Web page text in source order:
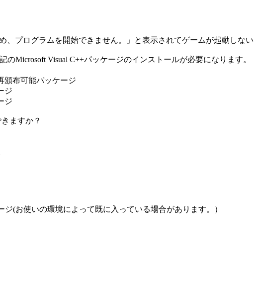
、プログラムを開始できません。」と表示されてゲームが起動しない
Microsoft Visual C++パッケージのインストールが必要になります。
頒布可能パッケージ
ジ
ジ
ますか？
ジ(お使いの環境によって既に入っている場合があります。）